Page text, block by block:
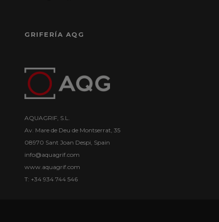
GRIFERÍA AQG
AQUAGRIF, S.L.
Av. Mare de Deu de Montserrat, 35
08970 Sant Joan Despi, Spain
info@aquagrif.com
www.aquagrif.com
T: +34 934 744 546